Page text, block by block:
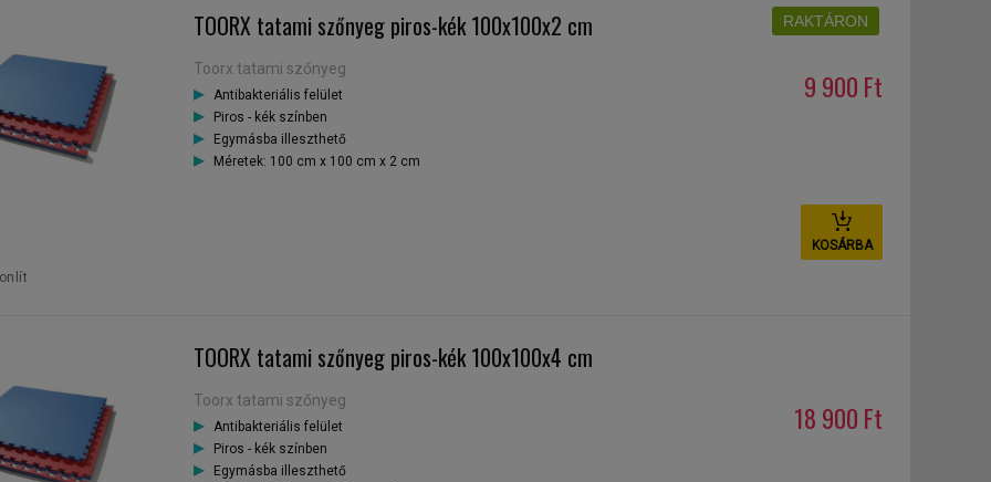
TOORX tatami szőnyeg piros-kék 100x100x2 cm
Toorx tatami szőnyeg
Antibakteriális felület
Piros - kék színben
Egymásba illeszthető
Méretek: 100 cm x 100 cm x 2 cm
9 900 Ft
KOSÁRBA
RAKTÁRON
TOORX tatami szőnyeg piros-kék 100x100x4 cm
Toorx tatami szőnyeg
Antibakteriális felület
Piros - kék színben
Egymásba illeszthető
18 900 Ft